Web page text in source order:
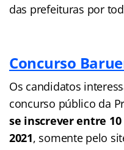
das prefeituras por
Concurso
Os candidatos
concurso público da
se inscrever entre
2021, somente pelo